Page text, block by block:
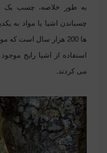
به طور خلاصه، چسب یک
چسباندن اشیا یا مواد به
ها 200 هزار سال است
استفاده از اشیا رایج
می کردند.